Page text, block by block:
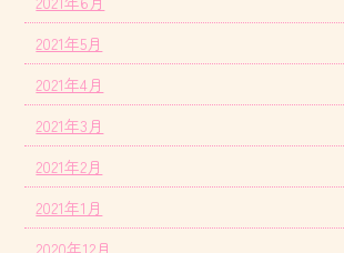
2021年5月
2021年4月
2021年3月
2021年2月
2021年1月
2020年12月